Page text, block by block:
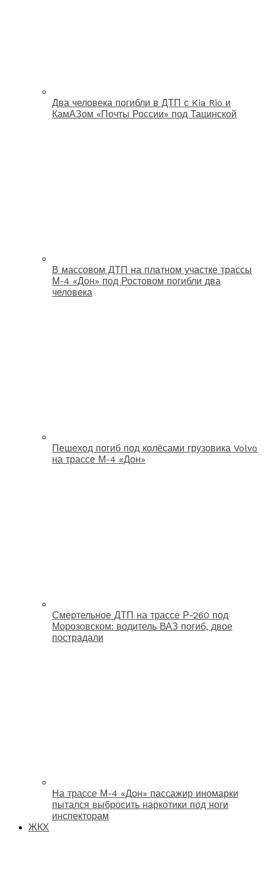
Два человека погибли в ДТП с Kia Rio и
КамАЗом «Почты России» под Тацинской
В массовом ДТП на платном участке трассы
М-4 «Дон» под Ростовом погибли два
человека
Пешеход погиб под колёсами грузовика Volvo
на трассе М-4 «Дон»
Смертельное ДТП на трассе Р-260 под
Морозовском: водитель ВАЗ погиб, двое
пострадали
На трассе М-4 «Дон» пассажир иномарки
пытался выбросить наркотики под ноги
инспекторам
ЖКХ